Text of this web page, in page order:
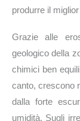
produrre il miglior
Grazie alle
geologico della
chimici ben
canto, crescono
dalla forte
umidità. Sugli